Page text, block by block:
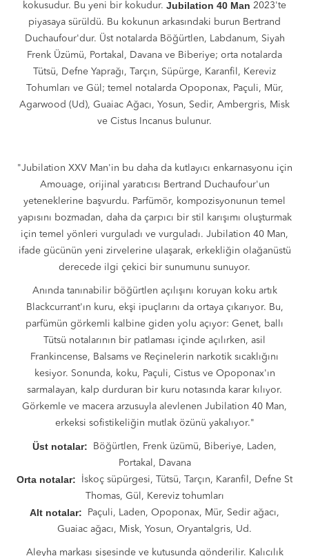
kokusudur. Bu yeni bir kokudur. Jubilation 40 Man 2023'te
piyasaya sürüldü. Bu kokunun arkasındaki burun Bertrand
Duchaufour'dur. Üst notalarda Böğürtlen, Labdanum, Siyah
Frenk Üzümü, Portakal, Davana ve Biberiye; orta notalarda
Tütsü, Defne Yaprağı, Tarçın, Süpürge, Karanfil, Kereviz
Tohumları ve Gül; temel notalarda Opoponax, Paçuli, Mür,
Agarwood (Ud), Guaiac Ağacı, Yosun, Sedir, Ambergris, Misk
ve Cistus Incanus bulunur.
"Jubilation XXV Man'in bu daha da kutlayıcı enkarnasyonu için
Amouage, orijinal yaratıcısı Bertrand Duchaufour'un
yeteneklerine başvurdu. Parfümör, kompozisyonunun temel
yapısını bozmadan, daha da çarpıcı bir stil karışımı oluşturmak
için temel yönleri vurguladı ve vurguladı. Jubilation 40 Man,
ifade gücünün yeni zirvelerine ulaşarak, erkekliğin olağanüstü
derecede ilgi çekici bir sunumunu sunuyor.
Anında tanınabilir böğürtlen açılışını koruyan koku artık
Blackcurrant'ın kuru, ekşi ipuçlarını da ortaya çıkarıyor. Bu,
parfümün görkemli kalbine giden yolu açıyor: Genet, ballı
Tütsü notalarının bir patlaması içinde açılırken, asil
Frankincense, Balsams ve Reçinelerin narkotik sıcaklığını
kesiyor. Sonunda, koku, Paçuli, Cistus ve Opoponax'ın
sarmalayan, kalp durduran bir kuru notasında karar kılıyor.
Görkemle ve macera arzusuyla alevlenen Jubilation 40 Man,
erkeksi sofistikeliğin mutlak özünü yakalıyor."
Üst notalar:
Böğürtlen, Frenk üzümü, Biberiye, Laden,
Portakal, Davana
Orta notalar:
İskoç süpürgesi, Tütsü, Tarçın, Karanfil, Defne St
Thomas, Gül, Kereviz tohumları
Alt notalar:
Paçuli, Laden, Opoponax, Mür, Sedir ağacı,
Guaiac ağacı, Misk, Yosun, Oryantalgris, Ud.
Aleyha markası şişesinde ve kutusunda gönderilir. Kalıcılık